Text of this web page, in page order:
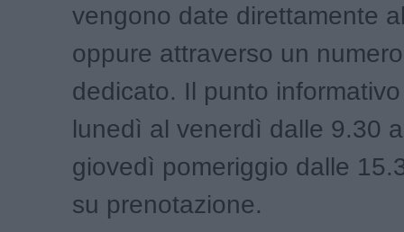
vengono date direttamente
oppure attraverso un
dedicato. Il punto
lunedì al venerdì dalle 9.30
giovedì pomeriggio dalle
su prenotazione.